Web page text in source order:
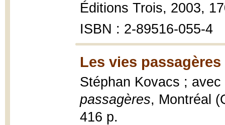
Éditions Trois, 2003,
ISBN : 2-89516-055-4
Les vies passagères
Stéphan Kovacs ;
passagères, Montréal
416 p.